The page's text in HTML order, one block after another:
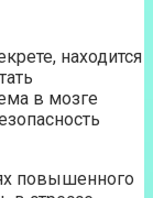
находится
в мозге
повышенного